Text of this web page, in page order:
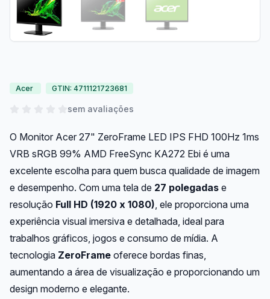
Acer GTIN: 4711121723681
sem avaliações
O Monitor Acer 27" ZeroFrame LED IPS FHD 100Hz 1ms
VRB sRGB 99% AMD FreeSync KA272 Ebi é uma
excelente escolha para quem busca qualidade de imagem
e desempenho. Com uma tela de 27 polegadas e
resolução Full HD (1920 x 1080), ele proporciona uma
experiência visual imersiva e detalhada, ideal para
trabalhos gráficos, jogos e consumo de mídia. A
tecnologia ZeroFrame oferece bordas finas,
aumentando a área de visualização e proporcionando um
design moderno e elegante.